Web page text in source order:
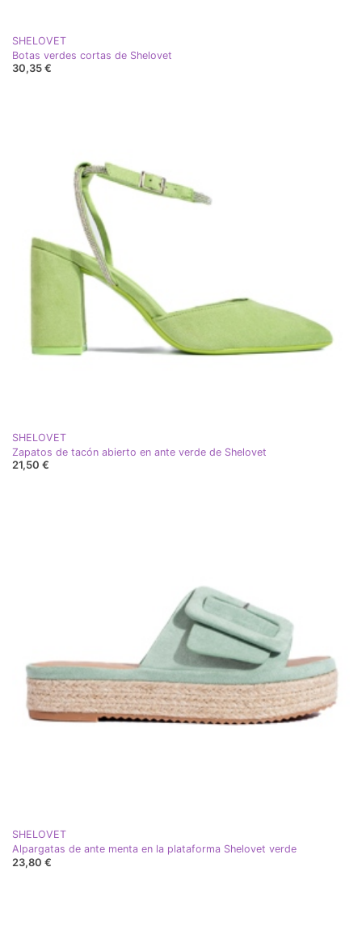
SHELOVET
Botas verdes cortas de Shelovet
30,35 €
SHELOVET
Zapatos de tacón abierto en ante verde de Shelovet
21,50 €
SHELOVET
Alpargatas de ante menta en la plataforma Shelovet verde
23,80 €